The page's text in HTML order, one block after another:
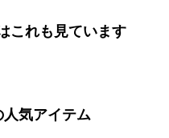
これも見ています
人気アイテム